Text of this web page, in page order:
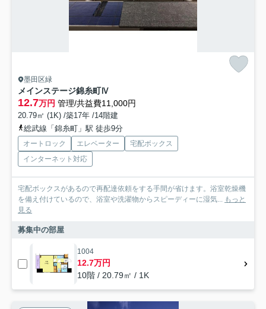
墨田区緑
メインステージ錦糸町Ⅳ
12.7万円 管理/共益費11,000円
20.79㎡ (1K) /築17年 /14階建
総武線「錦糸町」駅 徒歩9分
オートロック エレベーター
宅配ボックス
インターネット対応
宅配ボックスがあるので再配達依頼をする手間が省けます。浴室乾燥機
を備え付けているので、浴室や洗濯物からスピーディーに湿気... もっと
見る
募集中の部屋
1004
12.7万円
10階 / 20.79㎡ / 1K